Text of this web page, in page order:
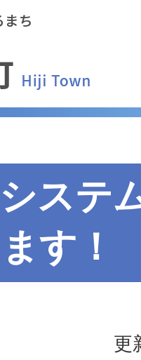
ステ
す！
更